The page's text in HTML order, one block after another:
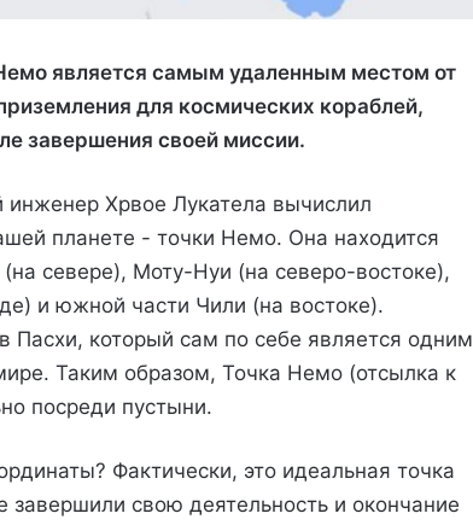
является самым удаленным местом от
для космических кораблей,
завершения своей миссии.
инженер Хрвое Лукатела вычислил
планете - точки Немо. Она находится
севере), Моту-Нуи (на северо-востоке),
и южной части Чили (на востоке).
Пасхи, который сам по себе является одним
Таким образом, Точка Немо (отсылка к
посреди пустыни.
Фактически, это идеальная точка
завершили свою деятельность и окончание